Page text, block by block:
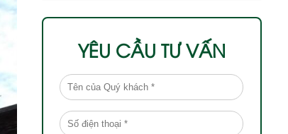
YÊU CẦU TƯ VẤN